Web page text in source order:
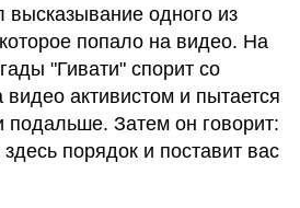
высказывание одного из
попало на видео. На
"Гивати" спорит со
активистом и пытается
подальше. Затем он говорит:
порядок и поставит вас